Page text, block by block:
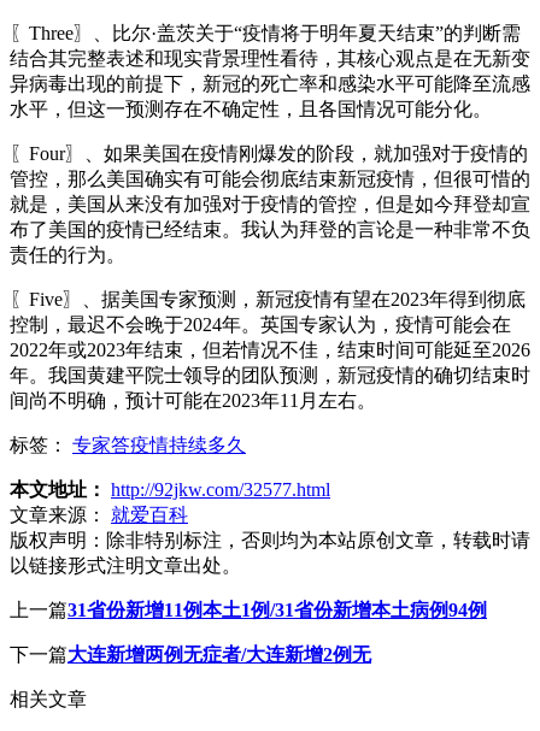
〖Three〗、比尔·盖茨关于“疫情将于明年夏天结束”的判断需
结合其完整表述和现实背景理性看待，其核心观点是在无新变
异病毒出现的前提下，新冠的死亡率和感染水平可能降至流感
水平，但这一预测存在不确定性，且各国情况可能分化。
〖Four〗、如果美国在疫情刚爆发的阶段，就加强对于疫情的
管控，那么美国确实有可能会彻底结束新冠疫情，但很可惜的
就是，美国从来没有加强对于疫情的管控，但是如今拜登却宣
布了美国的疫情已经结束。我认为拜登的言论是一种非常不负
责任的行为。
〖Five〗、据美国专家预测，新冠疫情有望在2023年得到彻底
控制，最迟不会晚于2024年。英国专家认为，疫情可能会在
2022年或2023年结束，但若情况不佳，结束时间可能延至2026
年。我国黄建平院士领导的团队预测，新冠疫情的确切结束时
间尚不明确，预计可能在2023年11月左右。
标签： 专家答疫情持续多久
本文地址： http://92jkw.com/32577.html
文章来源：
就爱百科
版权声明： 除非特别标注，否则均为本站原创文章，转载时请
以链接形式注明文章出处。
上一篇31省份新增11例本土1例/31省份新增本土病例94例
下一篇大连新增两例无症者/大连新增2例无
相关文章